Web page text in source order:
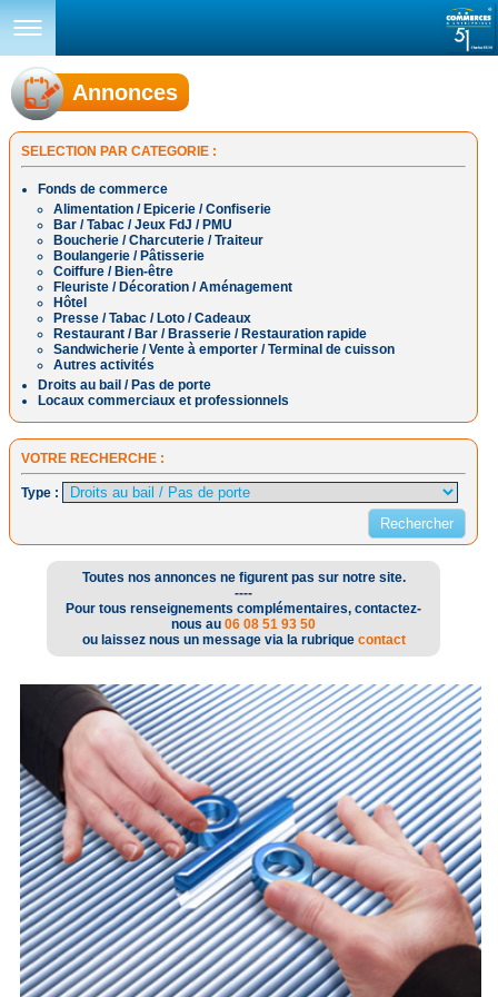
Annonces
SELECTION PAR CATEGORIE :
Fonds de commerce
Alimentation / Epicerie / Confiserie
Bar / Tabac / Jeux FdJ / PMU
Boucherie / Charcuterie / Traiteur
Boulangerie / Pâtisserie
Coiffure / Bien-être
Fleuriste / Décoration / Aménagement
Hôtel
Presse / Tabac / Loto / Cadeaux
Restaurant / Bar / Brasserie / Restauration rapide
Sandwicherie / Vente à emporter / Terminal de cuisson
Autres activités
Droits au bail / Pas de porte
Locaux commerciaux et professionnels
VOTRE RECHERCHE :
Type :
Toutes nos annonces ne figurent pas sur notre site.
----
Pour tous renseignements complémentaires, contactez-
nous au 06 08 51 93 50
ou laissez nous un message via la rubrique contact